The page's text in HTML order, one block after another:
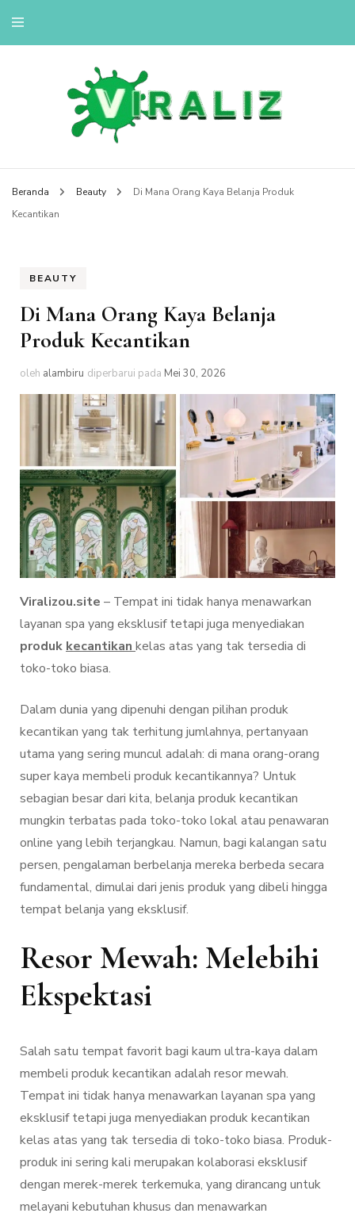
viralizou.site
Beranda Beauty
Di Mana Orang Kaya Belanja Produk
Kecantikan
BEAUTY
Di Mana Orang Kaya Belanja
Produk Kecantikan
oleh alambiru diperbarui pada Mei 30, 2026
Viralizou.site – Tempat ini tidak hanya menawarkan
layanan spa yang eksklusif tetapi juga menyediakan
produk kecantikan kelas atas yang tak tersedia di
toko-toko biasa.
Dalam dunia yang dipenuhi dengan pilihan produk
kecantikan yang tak terhitung jumlahnya, pertanyaan
utama yang sering muncul adalah: di mana orang-orang
super kaya membeli produk kecantikannya? Untuk
sebagian besar dari kita, belanja produk kecantikan
mungkin terbatas pada toko-toko lokal atau penawaran
online yang lebih terjangkau. Namun, bagi kalangan satu
persen, pengalaman berbelanja mereka berbeda secara
fundamental, dimulai dari jenis produk yang dibeli hingga
tempat belanja yang eksklusif.
Resor Mewah: Melebihi
Ekspektasi
Salah satu tempat favorit bagi kaum ultra-kaya dalam
membeli produk kecantikan adalah resor mewah.
Tempat ini tidak hanya menawarkan layanan spa yang
eksklusif tetapi juga menyediakan produk kecantikan
kelas atas yang tak tersedia di toko-toko biasa. Produk-
produk ini sering kali merupakan kolaborasi eksklusif
dengan merek-merek terkemuka, yang dirancang untuk
melayani kebutuhan khusus dan menawarkan